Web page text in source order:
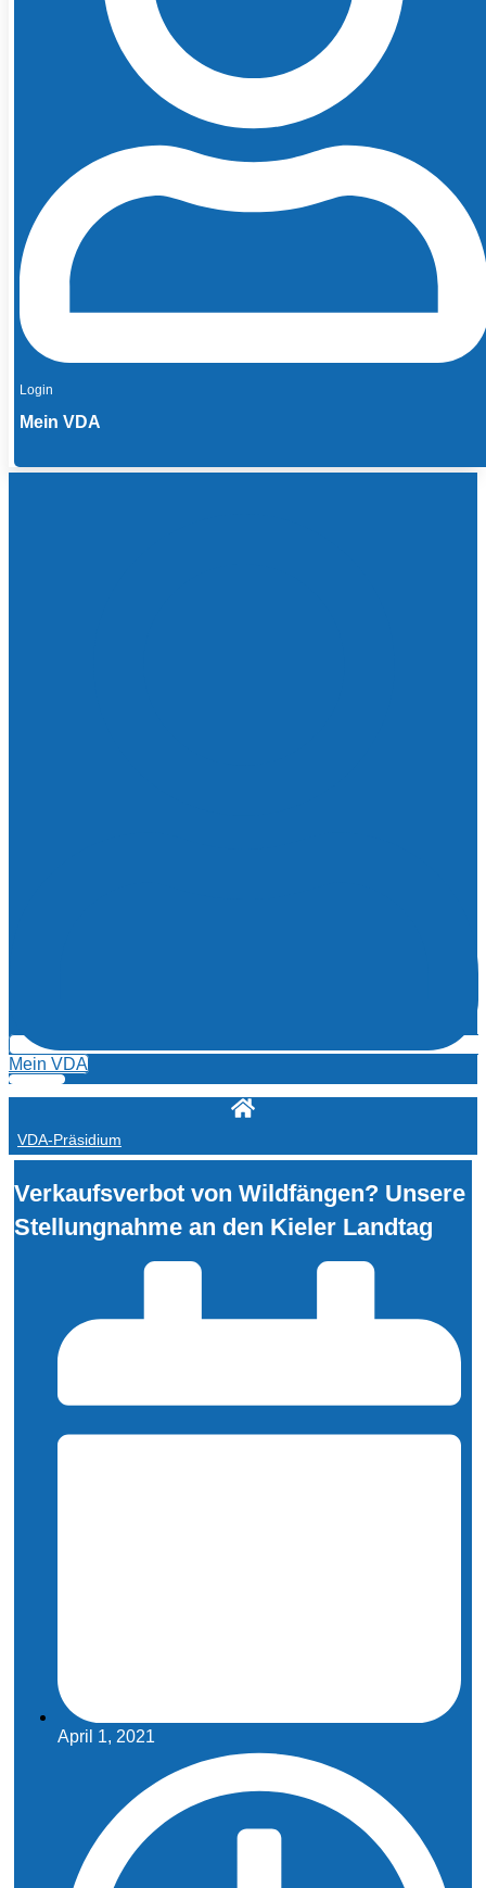
Login
Mein VDA
Mein VDA
VDA-Präsidium
Verkaufsverbot von Wildfängen? Unsere
Stellungnahme an den Kieler Landtag
April 1, 2021